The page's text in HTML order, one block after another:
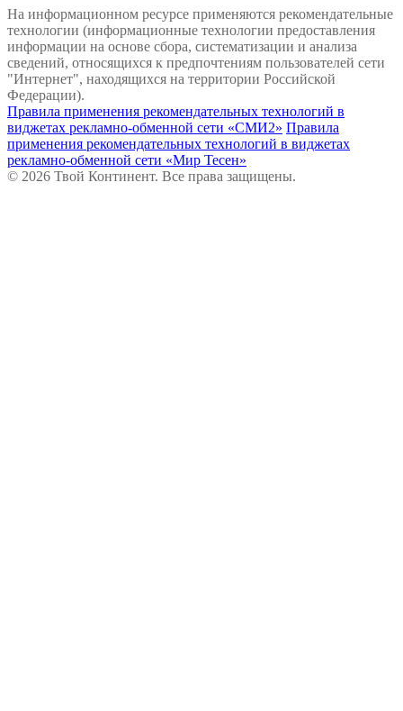
На информационном ресурсе применяются рекомендательные
технологии (информационные технологии предоставления
информации на основе сбора, систематизации и анализа
сведений, относящихся к предпочтениям пользователей сети
"Интернет", находящихся на территории Российской
Федерации).
Правила применения рекомендательных технологий в
виджетах рекламно-обменной сети «СМИ2» Правила
применения рекомендательных технологий в виджетах
рекламно-обменной сети «Мир Тесен»
© 2026 Твой Континент. Все права защищены.